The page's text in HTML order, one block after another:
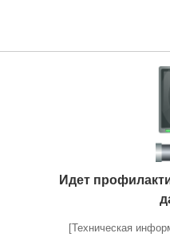
Идет
[Техническая